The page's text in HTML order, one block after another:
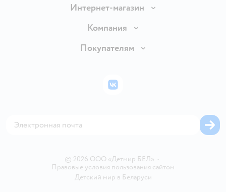
Интернет-магазин
Доставка и оплата
Правила продажи
Политика использования файлов cookie
Компания
Вакансии
Покупателям
Бонусные карты
© 2026 ООО «Детмир БЕЛ» •
Правовые условия пользования сайтом
Детский мир в Беларуси
ВКонтакте